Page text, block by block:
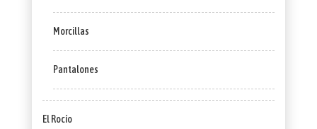
Morcillas
Pantalones
El Rocío